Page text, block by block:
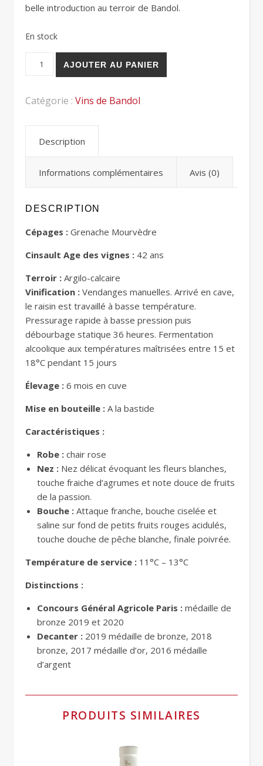
belle introduction au terroir de Bandol.
En stock
AJOUTER AU PANIER
Catégorie : Vins de Bandol
Description
Informations complémentaires Avis (0)
DESCRIPTION
Cépages : Grenache Mourvèdre
Cinsault Age des vignes : 42 ans
Terroir : Argilo-calcaire
Vinification : Vendanges manuelles. Arrivé en cave,
le raisin est travaillé à basse température.
Pressurage rapide à basse pression puis
débourbage statique 36 heures. Fermentation
alcoolique aux températures maîtrisées entre 15 et
18°C pendant 15 jours
Élevage : 6 mois en cuve
Mise en bouteille : A la bastide
Caractéristiques :
Robe : chair rose
Nez : Nez délicat évoquant les fleurs blanches,
touche fraiche d’agrumes et note douce de fruits
de la passion.
Bouche : Attaque franche, bouche ciselée et
saline sur fond de petits fruits rouges acidulés,
touche douche de pêche blanche, finale poivrée.
Température de service : 11°C – 13°C
Distinctions :
Concours Général Agricole Paris : médaille de
bronze 2019 et 2020
Decanter : 2019 médaille de bronze, 2018
bronze, 2017 médaille d’or, 2016 médaille
d’argent
PRODUITS SIMILAIRES